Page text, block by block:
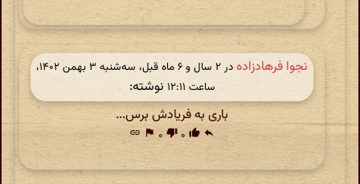
نجوا فرهادزاده
در ‫۲ سال و ۶ ماه قبل، سه‌شنبه ۳ بهمن ۱۴۰۲،
ساعت ۱۲:۱۱
نوشته:
باری به فریادش برس...
reply
thumb_up ۰ thumb_down ۰ flag
link